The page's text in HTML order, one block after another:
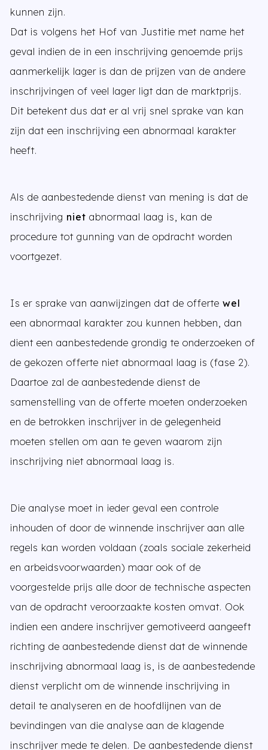
kunnen zijn.
Dat is volgens het Hof van Justitie met name het
geval indien de in een inschrijving genoemde prijs
aanmerkelijk lager is dan de prijzen van de andere
inschrijvingen of veel lager ligt dan de marktprijs.
Dit betekent dus dat er al vrij snel sprake van kan
zijn dat een inschrijving een abnormaal karakter
heeft.
Als de aanbestedende dienst van mening is dat de
inschrijving niet abnormaal laag is, kan de
procedure tot gunning van de opdracht worden
voortgezet.
Is er sprake van aanwijzingen dat de offertewel
een abnormaal karakter zou kunnen hebben, dan
dient een aanbestedende grondig te onderzoeken of
de gekozen offerte niet abnormaal laag is (fase 2).
Daartoe zal de aanbestedende dienst de
samenstelling van de offerte moeten onderzoeken
en de betrokken inschrijver in de gelegenheid
moeten stellen om aan te geven waarom zijn
inschrijving niet abnormaal laag is.
Die analyse moet in ieder geval een controle
inhouden of door de winnende inschrijver aan alle
regels kan worden voldaan (zoals sociale zekerheid
en arbeidsvoorwaarden) maar ook of de
voorgestelde prijs alle door de technische aspecten
van de opdracht veroorzaakte kosten omvat. Ook
indien een andere inschrijver gemotiveerd aangeeft
richting de aanbestedende dienst dat de winnende
inschrijving abnormaal laag is, is de aanbestedende
dienst verplicht om de winnende inschrijving in
detail te analyseren en de hoofdlijnen van de
bevindingen van die analyse aan de klagende
inschrijver mede te delen. De aanbestedende dienst